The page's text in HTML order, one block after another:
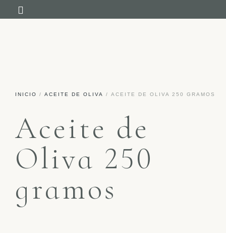
INICIO / ACEITE DE OLIVA / ACEITE DE OLIVA 250 GRAMOS
Aceite de
Oliva 250
gramos